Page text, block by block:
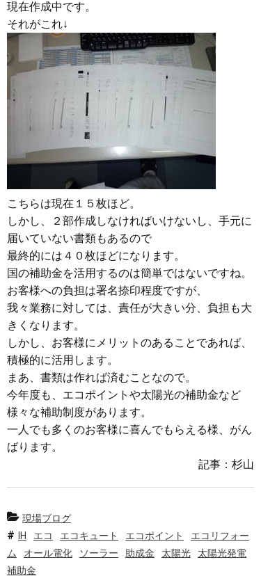
現在作成中です。
それがこれ↓
こちらは現在１５枚ほど。
しかし、２部作成しなければいけないし、手元に
届いていない書類もあるので
最終的には４０枚ほどになります。
国の補助金を活用するのは簡単ではないですね。
お客様への負担は署名捺印程度ですが、
我々業務に対しては、責任が大きい分、負担も大
きくなります。
しかし、お客様にメリットのあることであれば、
積極的に活用します。
まあ、書類は作れば済むことなので。
今年度も、エコポイントや太陽光の補助金など
様々な補助制度があります。
一人でも多くのお客様に喜んでもらえる様、がん
ばります。
記事：杉山
現場ブログ
IH
エコ エコキュート エコポイント
エコリフォー
ム
オール電化 ソーラー 助成金 太陽光
太陽光発電
補助金